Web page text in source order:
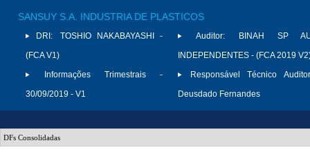
SANSUY S.A. INDUSTRIA DE PLASTICOS
DRI:
TOSHIO NAKABAYASHI -
(FCA V1)
Informações Trimestrais -
30/09/2019 - V1
Auditor:
BINAH SP
INDEPENDENTES - (FCA 2019
Responsável Técnico
Deusdado Fernandes